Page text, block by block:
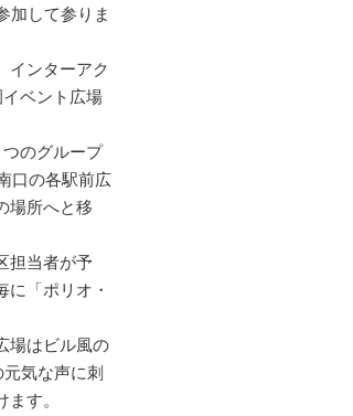
加して参りま
インターアク
ベント広場
のグループ
口の各駅前広
場所へと移
担当者が予
「ポリオ・
場はビル風の
気な声に刺
す。